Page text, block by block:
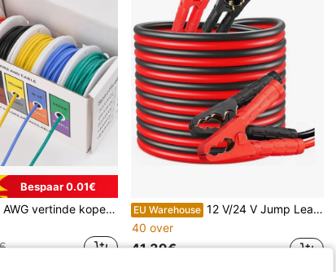
Bespaar 0.01€
Set van 18-26 AWG vertinde koperdraad, gewikkelde draad, 5 kleuren (rood, zwart, geel, blauw, groen), met flexibele siliconenisolatie, geschikt voor doe-het-zelf, auto-, huis- en elektrische bedrading - hoge flexibiliteit en duurzaamheid, elektronische kabels
EU Warehouse 12 V/24 V Jump Leads, Starter Cable Set met beschermende handschoenen, voor auto's, vrachtwagens, koperen springkabel
40 over
41.39€